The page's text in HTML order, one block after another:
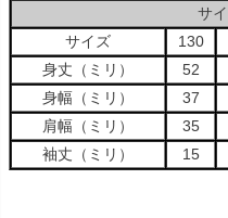
サ
サイズ
130
身丈（ミリ）
52
身幅（ミリ）
37
肩幅（ミリ）
35
袖丈（ミリ）
15